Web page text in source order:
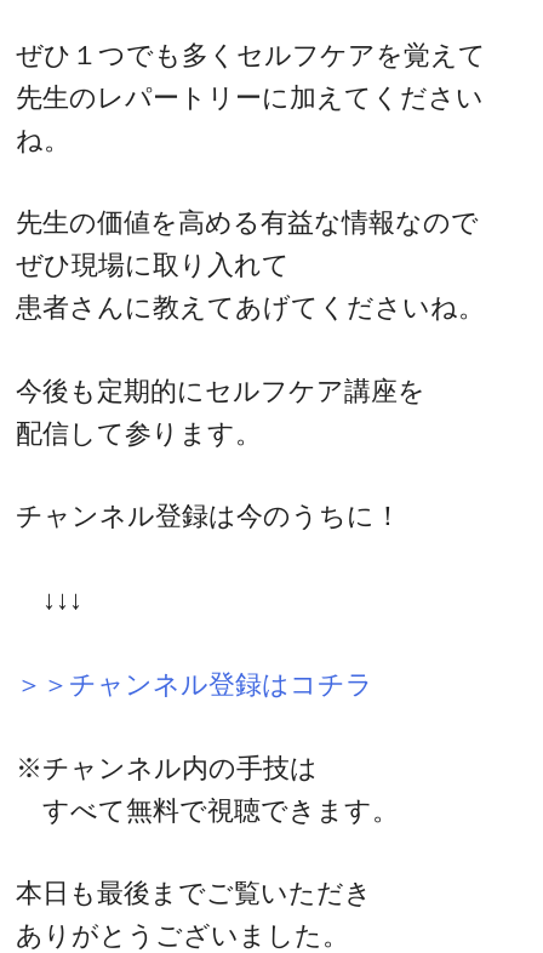
ぜひ１つでも多くセルフケアを覚えて
先生のレパートリーに加えてください
ね。
先生の価値を高める有益な情報なので
ぜひ現場に取り入れて
患者さんに教えてあげてくださいね。
今後も定期的にセルフケア講座を
配信して参ります。
チャンネル登録は今のうちに！
↓↓↓
＞＞チャンネル登録はコチラ
※チャンネル内の手技は
すべて無料で視聴できます。
本日も最後までご覧いただき
ありがとうございました。